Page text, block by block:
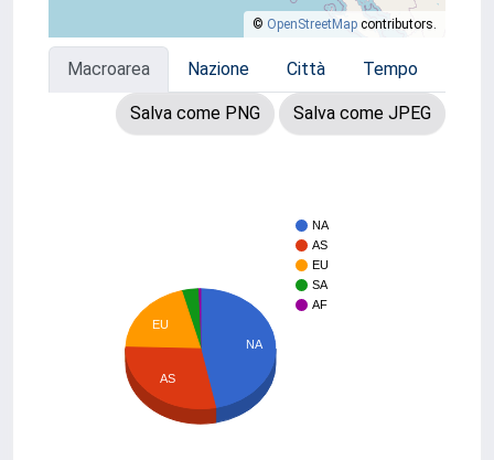
© OpenStreetMap contributors.
Macroarea Nazione Città Tempo
Salva come PNG Salva come JPEG
NA
AS
EU
SA
AF
NA
EU
AS